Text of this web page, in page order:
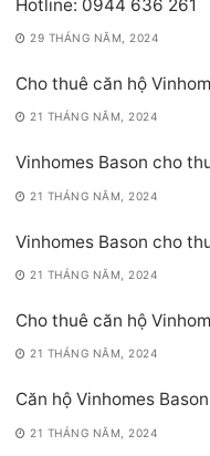
Hotline: 0944 636 261
29 THÁNG NĂM, 2024
Cho thuê căn hộ
21 THÁNG NĂM, 2024
Vinhomes Bason cho
21 THÁNG NĂM, 2024
Vinhomes Bason cho
21 THÁNG NĂM, 2024
Cho thuê căn hộ
21 THÁNG NĂM, 2024
Căn hộ Vinhomes
21 THÁNG NĂM, 2024